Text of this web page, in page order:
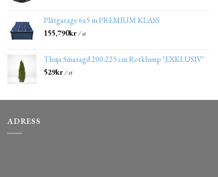
Plåtgarage 6x5 m PREMIUM KLASS
155,790kr/ st
Thuja Smaragd 200-225 cm Rotklump "EXKLUSIV"
529kr/ st
ADRESS